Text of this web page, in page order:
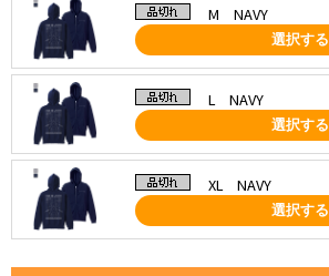
M NAVY
選択する
L NAVY
選択する
XL NAVY
選択する